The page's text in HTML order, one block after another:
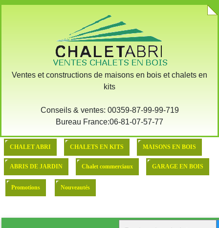
Ventes et constructions de maisons en bois et chalets en
kits
Conseils & ventes: 00359-87-99-99-719
Bureau France:06-81-07-57-77
CHALET ABRI CHALETS EN KITS MAISONS EN BOIS
ABRIS DE JARDIN Chalet commerciaux GARAGE EN BOIS
Promotions Nouveautés
:: Demande devis pour l'achat
::: MODELE DE BASE
Prix au tarif à partir de: 0.00€ T.T.C